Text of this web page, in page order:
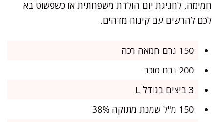
חמימה, לחגיגת יום הולדת משפחתית או כשפשוט בא
לכם להרשים עם קינוח מדהים.
150 גרם חמאה רכה
200 גרם סוכר
3 ביצים בגודל L
150 מ"ל שמנת מתוקה 38%